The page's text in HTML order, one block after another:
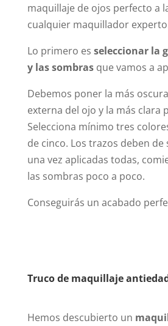
maquillaje de ojos perfecto a
cualquier maquillador
Lo primero es seleccionar la
y las sombrasque vamos a
Debemos poner la más
externa del ojo y la más clara
Selecciona mínimo tres
de cinco. Los trazos deben de
una vez aplicadas todas,
las sombras poco a poco.
Conseguirás un acabado
Truco de maquillaje
Hemos descubierto un